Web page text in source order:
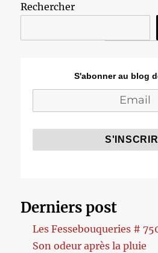
Rechercher
S'abonner au blog
Derniers post
Les Fessebouqueries #
Son odeur après la pluie